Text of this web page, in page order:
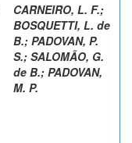
CARNEIRO, L. F.;
BOSQUETTI, L. de
B.; PADOVAN, P.
S.; SALOMÃO, G.
de B.; PADOVAN,
M. P.